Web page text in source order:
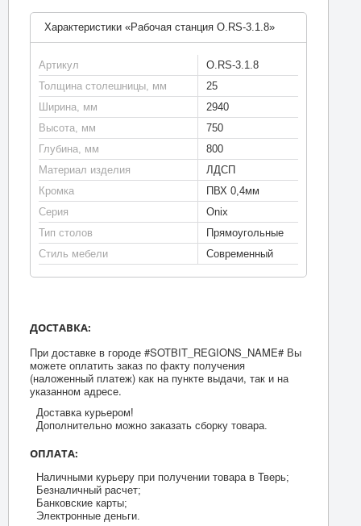
Характеристики «Рабочая станция O.RS-3.1.8»
Артикул
O.RS-3.1.8
Толщина столешницы, мм
25
Ширина, мм
2940
Высота, мм
750
Глубина, мм
800
Материал изделия
ЛДСП
Кромка
ПВХ 0,4мм
Серия
Onix
Тип столов
Прямоугольные
Стиль мебели
Современный
ДОСТАВКА:
При доставке в городе #SOTBIT_REGIONS_NAME# Вы
можете оплатить заказ по факту получения
(наложенный платеж) как на пункте выдачи, так и на
указанном адресе.
Доставка курьером!
Дополнительно можно заказать сборку товара.
ОПЛАТА:
Наличными курьеру при получении товара в Тверь;
Безналичный расчет;
Банковские карты;
Электронные деньги.